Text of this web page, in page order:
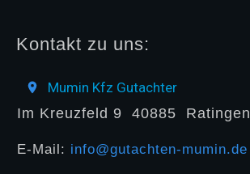
Kontakt zu uns:
Mumin Kfz Gutachter
Im Kreuzfeld 9 40885 Ratingen
E-Mail: info@gutachten-mumin.de